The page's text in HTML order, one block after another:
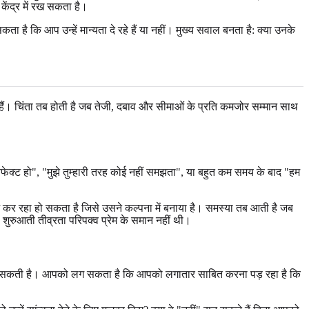
केंद्र में रख सकता है।
है कि आप उन्हें मान्यता दे रहे हैं या नहीं। मुख्य सवाल बनता है: क्या उनके
चिंता तब होती है जब तेजी, दबाव और सीमाओं के प्रति कमजोर सम्मान साथ
हो", "मुझे तुम्हारी तरह कोई नहीं समझता", या बहुत कम समय के बाद "हम
रहा हो सकता है जिसे उसने कल्पना में बनाया है। समस्या तब आती है जब
तीव्रता परिपक्व प्रेम के समान नहीं थी।
सकती है। आपको लग सकता है कि आपको लगातार साबित करना पड़ रहा है कि